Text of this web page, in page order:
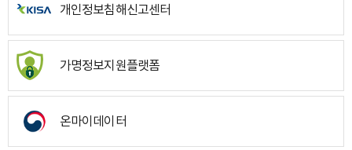
개인정보침해신고센터
가명정보지원플랫폼
온마이데이터